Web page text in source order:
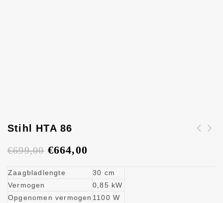
Stihl HTA 86
€699,00 €664,00
Zaagbladlengte
30 cm
Vermogen
0,85 kW
Opgenomen vermogen 1100 W